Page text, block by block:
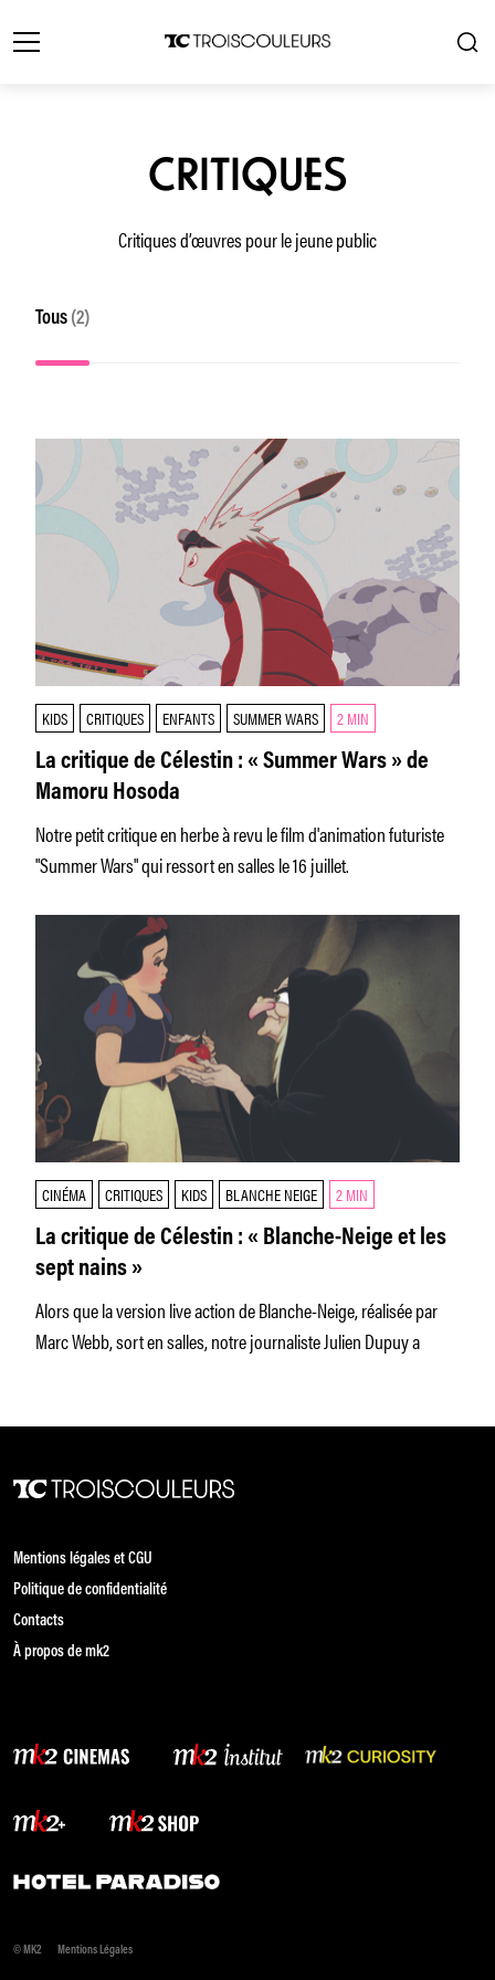
CRITIQUES
Critiques d’œuvres pour le jeune public
Tous (2)
KIDS CRITIQUES ENFANTS SUMMER WARS 2 MIN
La critique de Célestin : « Summer Wars » de
Mamoru Hosoda
Notre petit critique en herbe à revu le film d'animation futuriste
"Summer Wars" qui ressort en salles le 16 juillet.
CINÉMA CRITIQUES KIDS BLANCHE NEIGE 2 MIN
La critique de Célestin : « Blanche-Neige et les
sept nains »
Alors que la version live action de Blanche-Neige, réalisée par
Marc Webb, sort en salles, notre journaliste Julien Dupuy a
Mentions légales et CGU
Politique de confidentialité
Contacts
À propos de mk2
© MK2 Mentions Légales